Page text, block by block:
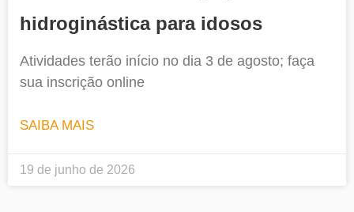
hidroginástica para idosos
Atividades terão início no dia 3 de agosto; faça
sua inscrição online
SAIBA MAIS
19 de junho de 2026